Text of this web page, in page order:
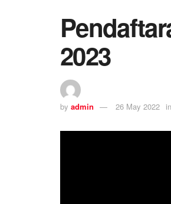
2023
by admin 26 May 2022 in